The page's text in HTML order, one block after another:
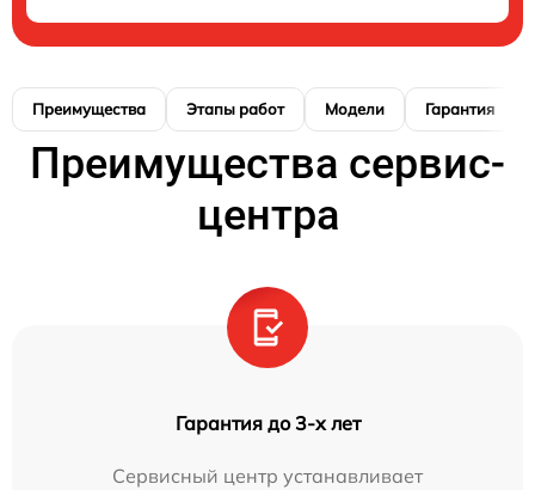
Преимущества Этапы работ Модели Гарантия
Преимущества сервис-
центра
Гарантия до 3-х лет
Сервисный центр устанавливает